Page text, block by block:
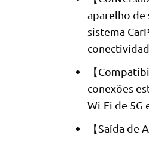
aparelho de
sistema
【
conexões
Wi-Fi de 5G
【Saída de